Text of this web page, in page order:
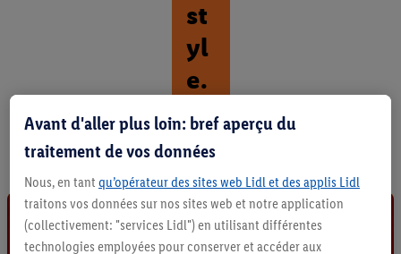
st
yl
e.
é
c
u
v
r
Avant d'aller plus loin: bref aperçu du
traitement de vos données
Nous, en tant qu’opérateur des sites web Lidl et des applis Lidl
traitons vos données sur nos sites web et notre application
(collectivement: "services Lidl") en utilisant différentes
technologies employées pour conserver et accéder aux